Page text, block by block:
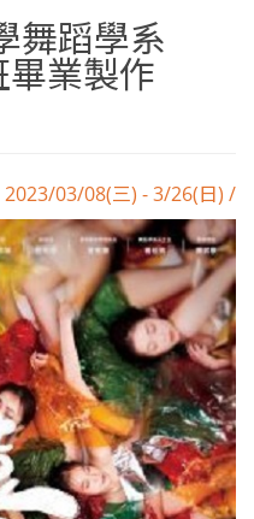
舞蹈學系
業製作
2023/03/08(三) - 3/26(日) /